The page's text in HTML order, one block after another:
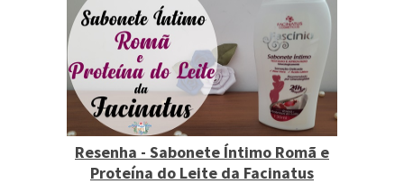
Resenha - Sabonete Íntimo Romã e
Proteína do Leite da Facinatus